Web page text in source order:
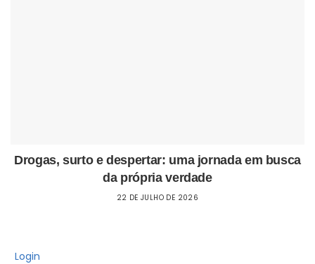
Drogas, surto e despertar: uma jornada em busca
da própria verdade
22 DE JULHO DE 2026
Login